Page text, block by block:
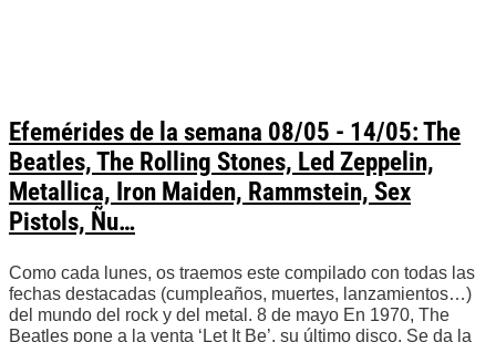
Efemérides de la semana 08/05 - 14/05: The
Beatles, The Rolling Stones, Led Zeppelin,
Metallica, Iron Maiden, Rammstein, Sex
Pistols, Ñu…
Como cada lunes, os traemos este compilado con todas las
fechas destacadas (cumpleaños, muertes, lanzamientos…)
del mundo del rock y del metal. 8 de mayo En 1970, The
Beatles pone a la venta ‘Let It Be’, su último disco. Se da la